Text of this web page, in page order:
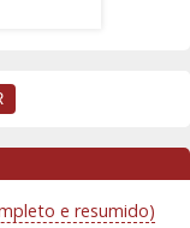
e resumido)